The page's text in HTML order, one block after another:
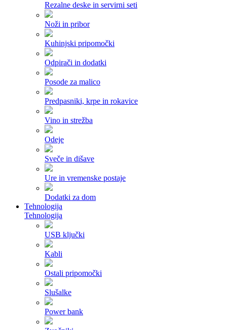
Rezalne deske in servirni seti
Noži in pribor
Kuhinjski pripomočki
Odpirači in dodatki
Posode za malico
Predpasniki, krpe in rokavice
Vino in strežba
Odeje
Sveče in dišave
Ure in vremenske postaje
Dodatki za dom
Tehnologija
Tehnologija
USB ključki
Kabli
Ostali pripomočki
Slušalke
Power bank